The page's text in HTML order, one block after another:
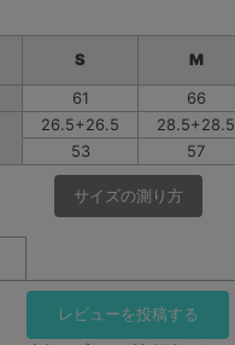
S M
61 66
26.5+26.5 28.5+28.5
53
57
サイズの測り方
レビューを投稿する